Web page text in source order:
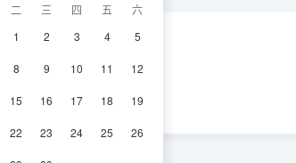
二 三 四 五
六
1
2 3 4 5
8 9 10 11 12
15 16 17 18 19
22 23 24 25 26
淋浴